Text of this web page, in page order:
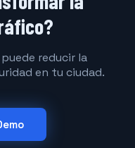
reducir la
en tu ciudad.